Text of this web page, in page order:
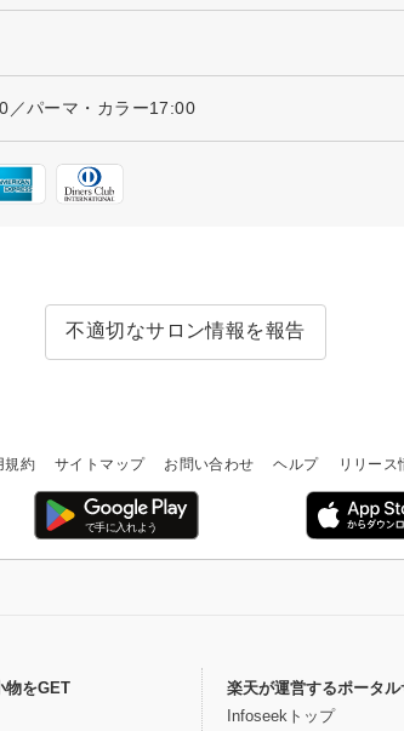
／パーマ・カラー17:00
不適切なサロン情報を報告
規約 サイトマップ お問い合わせ ヘルプ リリース
物をGET
楽天が運営するポータル
Infoseekトップ